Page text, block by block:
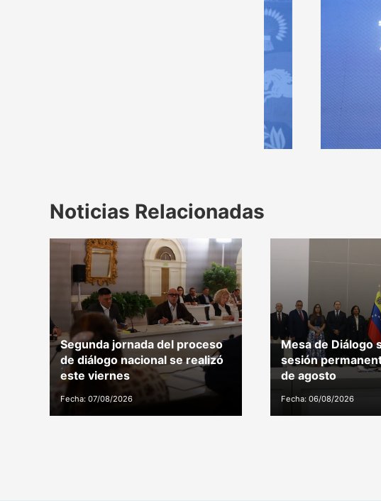
Noticias Relacionadas
Segunda jornada del proceso
de diálogo nacional se realizó
este viernes
Fecha: 07/08/2026
Mesa de Diálogo
sesión
de agosto
Fecha: 06/08/2026